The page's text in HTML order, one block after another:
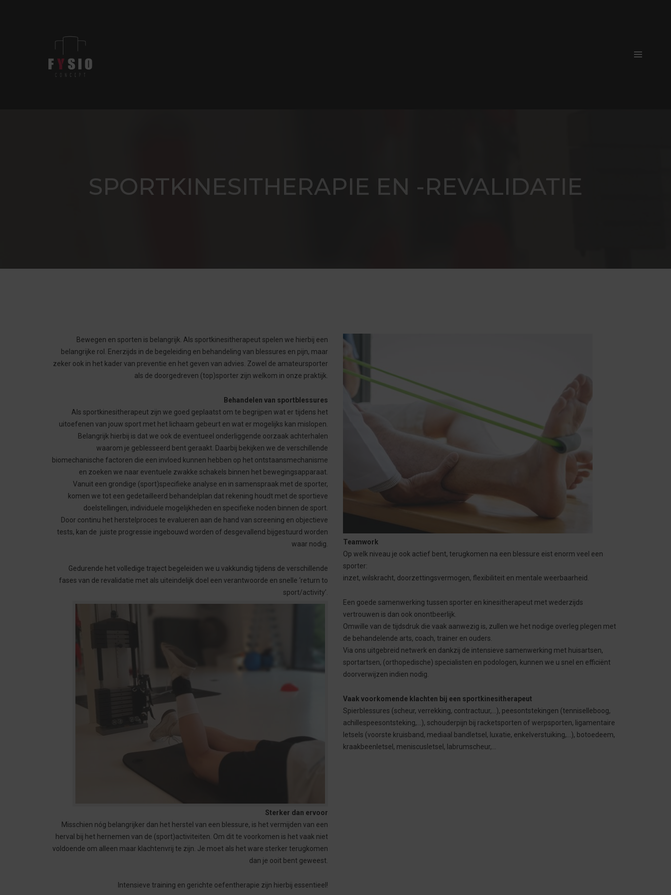
SPORTKINESITHERAPIE EN -REVALIDATIE
Bewegen en sporten is belangrijk. Als sportkinesitherapeut spelen we hierbij een
belangrijke rol. Enerzijds in de begeleiding en behandeling van blessures en pijn, maar
zeker ook in het kader van preventie en het geven van advies. Zowel de amateursporter
als de doorgedreven (top)sporter zijn welkom in onze praktijk.
Behandelen van sportblessures
Als sportkinesitherapeut zijn we goed geplaatst om te begrijpen wat er tijdens het
uitoefenen van jouw sport met het lichaam gebeurt en wat er mogelijks kan mislopen.
Belangrijk hierbij is dat we ook de eventueel onderliggende oorzaak achterhalen
waarom je geblesseerd bent geraakt. Daarbij bekijken we de verschillende
biomechanische factoren die een invloed kunnen hebben op het ontstaansmechanisme
en zoeken we naar eventuele zwakke schakels binnen het bewegingsapparaat.
Vanuit een grondige (sport)specifieke analyse en in samenspraak met de sporter,
komen we tot een gedetailleerd behandelplan dat rekening houdt met de sportieve
doelstellingen, individuele mogelijkheden en specifieke noden binnen de sport.
Door continu het herstelproces te evalueren aan de hand van screening en objectieve
tests, kan de juiste progressie ingebouwd worden of desgevallend bijgestuurd worden
waar nodig.
Gedurende het volledige traject begeleiden we u vakkundig tijdens de verschillende
fases van de revalidatie met als uiteindelijk doel een verantwoorde en snelle ‘return to
sport/activity’.
Sterker dan ervoor
Misschien nóg belangrijker dan het herstel van een blessure, is het vermijden van een
herval bij het hernemen van de (sport)activiteiten. Om dit te voorkomen is het vaak niet
voldoende om alleen maar klachtenvrij te zijn. Je moet als het ware sterker terugkomen
dan je ooit bent geweest.
Intensieve training en gerichte oefentherapie zijn hierbij essentieel!
Teamwork
Op welk niveau je ook actief bent, terugkomen na een blessure eist enorm veel een
sporter:
inzet, wilskracht, doorzettingsvermogen, flexibiliteit en mentale weerbaarheid.
Een goede samenwerking tussen sporter en kinesitherapeut met wederzijds
vertrouwen is dan ook onontbeerlijk.
Omwille van de tijdsdruk die vaak aanwezig is, zullen we het nodige overleg plegen met
de behandelende arts, coach, trainer en ouders.
Via ons uitgebreid netwerk en dankzij de intensieve samenwerking met huisartsen,
sportartsen, (orthopedische) specialisten en podologen, kunnen we u snel en efficiënt
doorverwijzen indien nodig.
Vaak voorkomende klachten bij een sportkinesitherapeut
Spierblessures (scheur, verrekking, contractuur,…), peesontstekingen (tenniselleboog,
achillespeesontsteking,…), schouderpijn bij racketsporten of werpsporten, ligamentaire
letsels (voorste kruisband, mediaal bandletsel, luxatie, enkelverstuiking,…), botoedeem,
kraakbeenletsel, meniscusletsel, labrumscheur,…